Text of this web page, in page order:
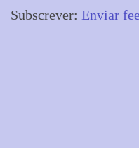
Subscrever: Enviar